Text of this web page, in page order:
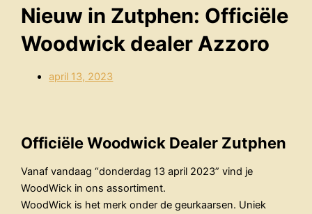
Nieuw in Zutphen: Officiële
Woodwick dealer Azzoro
april 13, 2023
Officiële Woodwick Dealer Zutphen
Vanaf vandaag “donderdag 13 april 2023” vind je
WoodWick in ons assortiment.
WoodWick is het merk onder de geurkaarsen. Uniek